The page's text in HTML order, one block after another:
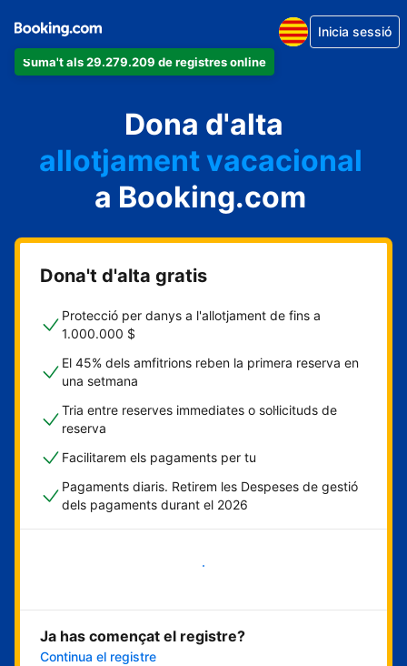
Suma't als 29.279.209 de registres online
Inicia sessió
Dona d'alta
un apartament
un hotel
allotjament vacacional
un hostal
una casa rural
a Booking.com
Dona't d'alta gratis
Protecció per danys a l'allotjament de fins a
1.000.000 $
El 45% dels amfitrions reben la primera reserva en
una setmana
Tria entre reserves immediates o sol·licituds de
reserva
Facilitarem els pagaments per tu
Pagaments diaris. Retirem les Despeses de gestió
dels pagaments durant el 2026
Comença ara
Ja has començat el registre?
Continua el registre